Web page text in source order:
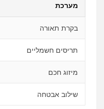
מערכת
בקרת תאורה
תריסים חשמליים
מיזוג חכם
שילוב אבטחה